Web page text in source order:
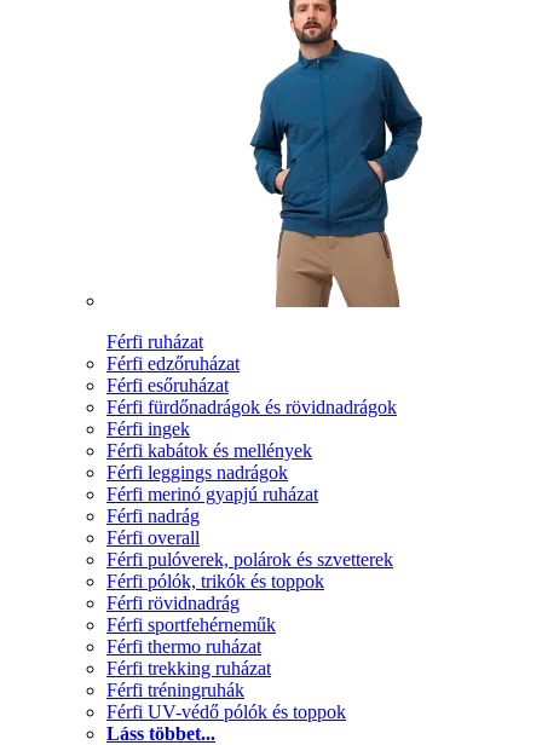
Férfi ruházat
Férfi edzőruházat
Férfi esőruházat
Férfi fürdőnadrágok és rövidnadrágok
Férfi ingek
Férfi kabátok és mellények
Férfi leggings nadrágok
Férfi merinó gyapjú ruházat
Férfi nadrág
Férfi overall
Férfi pulóverek, polárok és szvetterek
Férfi pólók, trikók és toppok
Férfi rövidnadrág
Férfi sportfehérneműk
Férfi thermo ruházat
Férfi trekking ruházat
Férfi tréningruhák
Férfi UV-védő pólók és toppok
Láss többet...